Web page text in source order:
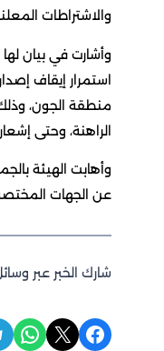
والاشتراطات
وأشارت في بيان
استمرار إيقاف
منطقة الجون،
الراهنة، وحتى
وأهابت الهيئة
عن الجهات
شارك الخبر عبر
Share on Facebook
Share on X
Share on WhatsApp